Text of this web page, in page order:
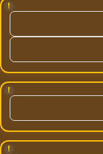
!
!
!